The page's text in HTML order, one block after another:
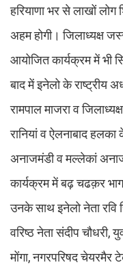
हरियाणा भर से लाखों
अहम होगी। जिलाध्यक्ष
आयोजित कार्यक्रम में भी
बाद में इनेलो के राष्ट्रीय
रामपाल माजरा व
रानियां व ऐलनाबाद
अनाजमंडी व मल्लेकां
कार्यक्रम में बढ़ चढक़र
उनके साथ इनेलो नेता रवि
वरिष्ठ नेता संदीप चौधरी,
मोंगा, नगरपरिषद चेयरमैर